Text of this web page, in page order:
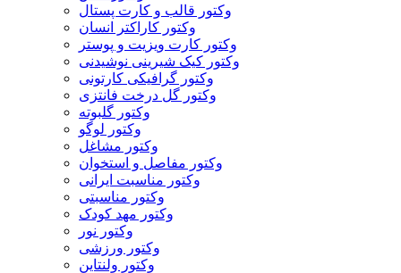
وکتور قالب و کارت پستال
وکتور کاراکتر انسان
وکتور کارت ویزیت و پوستر
وکتور کیک شیرینی نوشیدنی
وکتور گرافیکی کارتونی
وکتور گل درخت فانتزی
وکتور گلبوته
وکتور لوگو
وکتور مشاغل
وکتور مفاصل و استخوان
وکتور مناسبت ایرانی
وکتور مناسبتی
وکتور مهد کودک
وکتور نور
وکتور ورزشی
وکتور ولنتاین